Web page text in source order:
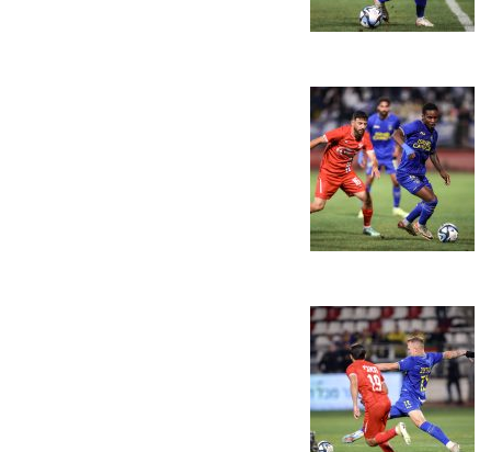
המועדון